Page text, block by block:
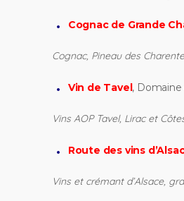
Cognac de Grande
Cognac, Pineau des
Vin de Tavel,
Vins AOP Tavel, Lirac et
Route des vins
Vins et crémant d’Alsace,